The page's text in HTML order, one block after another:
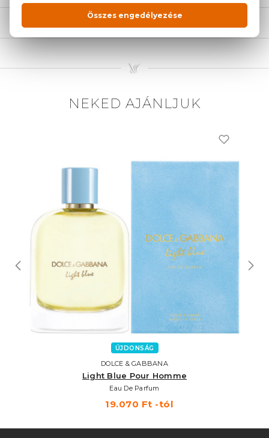
NEKED AJÁNLJUK
ÚJDONSÁG
DOLCE & GABBANA
Light Blue Pour Homme
Eau De Parfum
19.070 Ft -tól